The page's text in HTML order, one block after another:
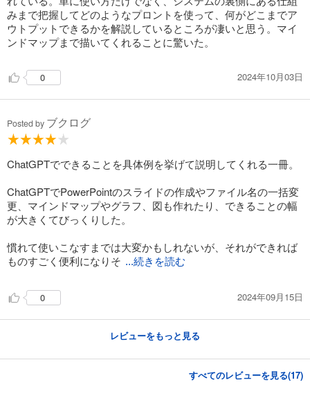
みまで把握してどのようなプロントを使って、何がどこまでア
ウトプットできるかを解説しているところが凄いと思う。マイ
ンドマップまで描いてくれることに驚いた。
0 2024年10月03日
Posted by ブクログ
ChatGPTでできることを具体例を挙げて説明してくれる一冊。
ChatGPTでPowerPointのスライドの作成やファイル名の一括変
更、マインドマップやグラフ、図も作れたり、できることの幅
が大きくてびっくりした。
慣れて使いこなすまでは大変かもしれないが、それができれば
ものすごく便利になりそ ...続きを読む
0 2024年09月15日
レビューをもっと見る
すべてのレビューを見る(17)